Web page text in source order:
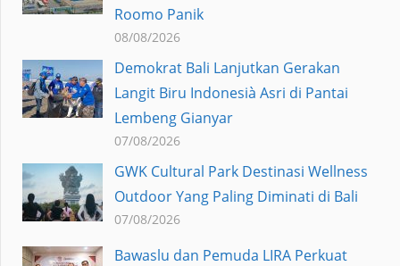
Roomo Panik
08/08/2026
Demokrat Bali Lanjutkan Gerakan
Langit Biru Indonesià Asri di Pantai
Lembeng Gianyar
07/08/2026
GWK Cultural Park Destinasi Wellness
Outdoor Yang Paling Diminati di Bali
07/08/2026
Bawaslu dan Pemuda LIRA Perkuat